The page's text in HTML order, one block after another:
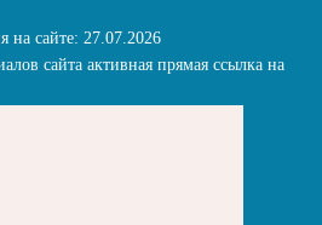
на сайте: 27.07.2026
сайта активная прямая ссылка на